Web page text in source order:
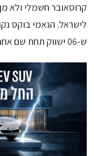
קרוסאובר חשמלי ולא
ש-06 ישווק תחת שם אחר בשווקים מחוץ לסין.